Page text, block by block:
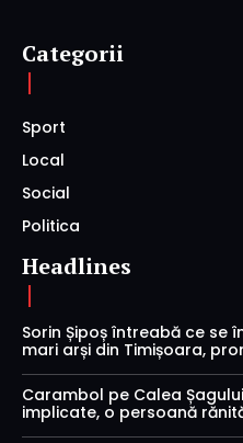
Categorii
Sport
Local
Social
Politica
Headlines
Sorin Șipoș întreabă ce se
mari arși din Timișoara,
Carambol pe Calea
implicate, o persoană